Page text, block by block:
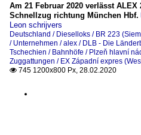
Am 21 Februar 2020 verlässt
Schnellzug richtung München Hbf.
Leon schrijvers
Deutschland / Dieselloks / BR 223
/ Unternehmen / alex / DLB - Die
Tschechien / Bahnhöfe / Plzeň hlavní
Zuggattungen / EX Západní expres
 745 1200x800 Px, 28.02.2020